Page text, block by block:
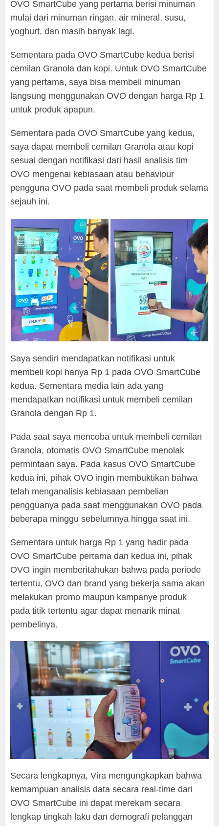
OVO SmartCube yang pertama berisi minuman
mulai dari minuman ringan, air mineral, susu,
yoghurt, dan masih banyak lagi.
Sementara pada OVO SmartCube kedua berisi
cemilan Granola dan kopi. Untuk OVO SmartCube
yang pertama, saya bisa membeli minuman
langsung menggunakan OVO dengan harga Rp 1
untuk produk apapun.
Sementara pada OVO SmartCube yang kedua,
saya dapat membeli cemilan Granola atau kopi
sesuai dengan notifikasi dari hasil analisis tim
OVO mengenai kebiasaan atau behaviour
pengguna OVO pada saat membeli produk selama
sejauh ini.
Saya sendiri mendapatkan notifikasi untuk
membeli kopi hanya Rp 1 pada OVO SmartCube
kedua. Sementara media lain ada yang
mendapatkan notifikasi untuk membeli cemilan
Granola dengan Rp 1.
Pada saat saya mencoba untuk membeli cemilan
Granola, otomatis OVO SmartCube menolak
permintaan saya. Pada kasus OVO SmartCube
kedua ini, pihak OVO ingin membuktikan bahwa
telah menganalisis kebiasaan pembelian
pengguanya pada saat menggunakan OVO pada
beberapa minggu sebelumnya hingga saat ini.
Sementara untuk harga Rp 1 yang hadir pada
OVO SmartCube pertama dan kedua ini, pihak
OVO ingin memberitahukan bahwa pada periode
tertentu, OVO dan brand yang bekerja sama akan
melakukan promo maupun kampanye produk
pada titik tertentu agar dapat menarik minat
pembelinya.
Secara lengkapnya, Vira mengungkapkan bahwa
kemampuan analisis data secara real-time dari
OVO SmartCube ini dapat merekam secara
lengkap tingkah laku dan demografi pelanggan